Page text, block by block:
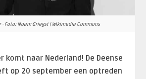
Foto: Noam Griegst | Wikimedia Commons
komt naar Nederland! De Deense
op 20 september een optreden